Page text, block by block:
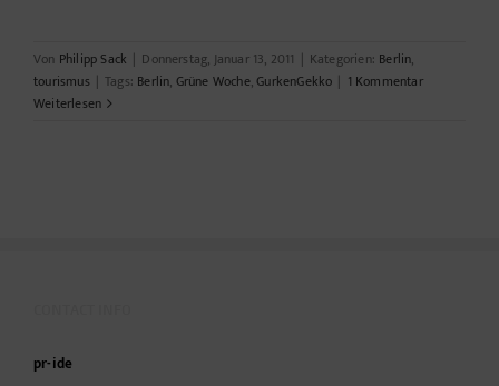
Von Philipp Sack | Donnerstag, Januar 13, 2011 | Kategorien: Berlin,
tourismus | Tags: Berlin, Grüne Woche,GurkenGekko | 1 Kommentar
Weiterlesen
pr-ide